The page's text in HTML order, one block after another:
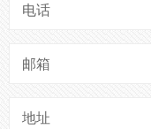
电话
邮箱
地址